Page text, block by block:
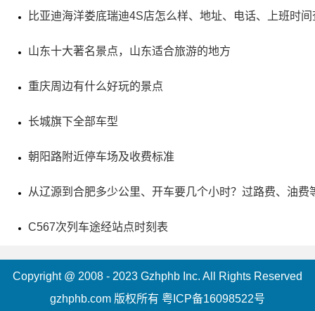
电话：(0954)2032653
地址：宁夏回族自治区固原市原州区西城路133号
比亚迪海洋娄底瑞迪4S店怎么样、地址、电话、上班时间
山东十大著名景点，山东适合旅游的地方
重庆周边有什么好玩的景点
长城旗下全部车型
朝阳路附近停车场及收费标准
从辽源到合肥多少公里、开车要几个小时？过路费、油费
C567次列车途经站点时刻表
Copyright @ 2008 - 2023 Gzhphb Inc. All Rights Reserved
gzhphb.com 版权所有 粤ICP备16098522号